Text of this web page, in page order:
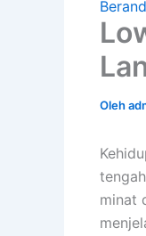
Oleh
minat